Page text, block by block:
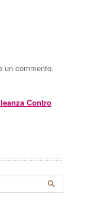
un commento.
Contro